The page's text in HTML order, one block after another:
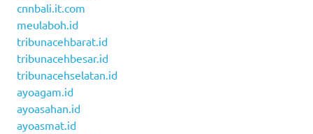
cnnbali.it.com
meulaboh.id
tribunacehbarat.id
tribunacehbesar.id
tribunacehselatan.id
ayoagam.id
ayoasahan.id
ayoasmat.id